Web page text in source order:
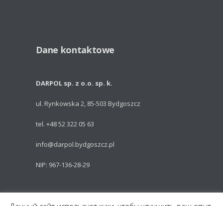
Dane kontaktowe
DARPOL sp. z o.o. sp. k.
ul. Rynkowska 2, 85-503 Bydgoszcz
tel. +48 52 322 05 63
info@darpol.bydgoszcz.pl
NIP: 967-136-28-29
Powered by: Talem Technologies